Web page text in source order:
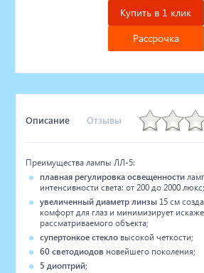
Купить в 1 клик
Рассрочка
Описание Отзывы
Преимущества лампы ЛЛ-5:
плавная регулировка освещенности
интенсивности света: от 200 до 2000 люкс;
увеличенный диаметр линзы 15 см
комфорт для глаз и минимизирует
рассматриваемого объекта;
супертонкое стекло высокой четкости;
60 светодиодов новейшего поколения;
5 диоптрий;